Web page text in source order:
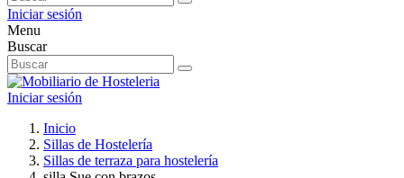
Iniciar sesión
Menu
Buscar
Iniciar sesión
Inicio
Sillas de Hostelería
Sillas de terraza para hostelería